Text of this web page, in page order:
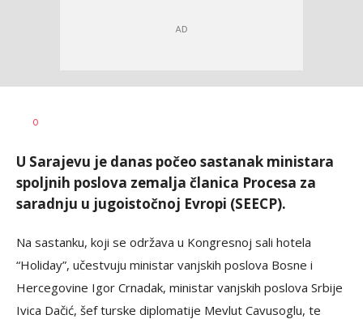
AUTOR
0
U Sarajevu je danas počeo sastanak ministara
spoljnih poslova zemalja članica Procesa za
saradnju u jugoistočnoj Evropi (SEECP).
Na sastanku, koji se održava u Kongresnoj sali hotela
“Holiday”, učestvuju ministar vanjskih poslova Bosne i
Hercegovine Igor Crnadak, ministar vanjskih poslova Srbije
Ivica Dačić, šef turske diplomatije Mevlut Cavusoglu, te